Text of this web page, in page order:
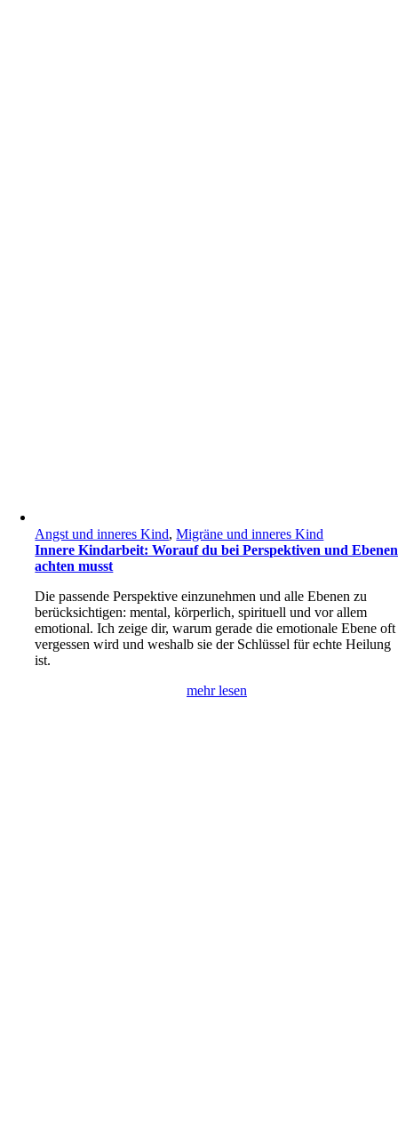
Angst und inneres Kind,Migräne und inneres Kind
Innere Kindarbeit: Worauf du bei Perspektiven und Ebenen
achten musst
Die passende Perspektive einzunehmen und alle Ebenen zu
berücksichtigen: mental, körperlich, spirituell und vor allem
emotional. Ich zeige dir, warum gerade die emotionale Ebene oft
vergessen wird und weshalb sie der Schlüssel für echte Heilung
ist.
mehr lesen